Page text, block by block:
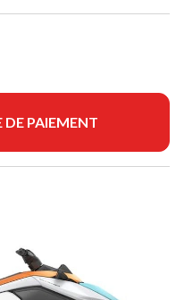
DE PAIEMENT